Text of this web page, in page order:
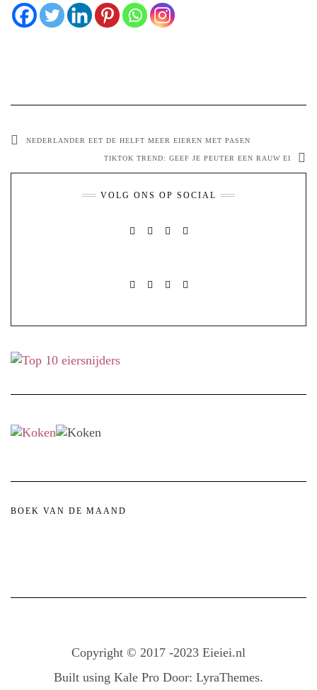
NEDERLANDER EET DE HELFT MEER EIEREN MET PASEN
TIKTOK TREND: GEEF JE PEUTER EEN RAUW EI
VOLG ONS OP SOCIAL
BOEK VAN DE MAAND
Copyright © 2017 -2023 Eieiei.nl
Built using Kale Pro Door: LyraThemes.